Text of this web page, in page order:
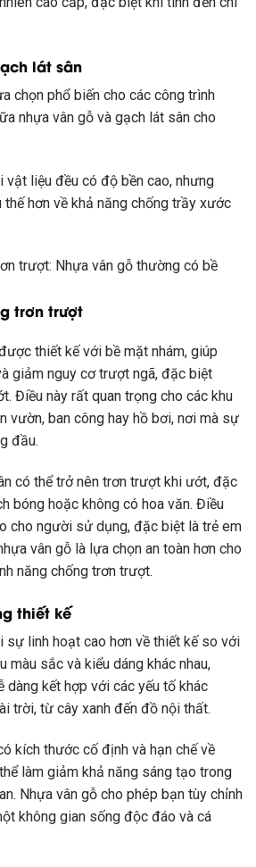
lát sân
chọn phổ biến cho các công trình
nhựa vân gỗ và gạch lát sân cho
vật liệu đều có độ bền cao, nhưng
thế hơn về khả năng chống trầy xước
trượt: Nhựa vân gỗ thường có bề
trơn trượt
thiết kế với bề mặt nhám, giúp
giảm nguy cơ trượt ngã, đặc biệt
Điều này rất quan trọng cho các khu
vườn, ban công hay hồ bơi, nơi mà sự
đầu.
có thể trở nên trơn trượt khi ướt, đặc
bóng hoặc không có hoa văn. Điều
cho người sử dụng, đặc biệt là trẻ em
vân gỗ là lựa chọn an toàn hơn cho
năng chống trơn trượt.
thiết kế
sự linh hoạt cao hơn về thiết kế so với
màu sắc và kiểu dáng khác nhau,
dàng kết hợp với các yếu tố khác
trời, từ cây xanh đến đồ nội thất.
kích thước cố định và hạn chế về
làm giảm khả năng sáng tạo trong
Nhựa vân gỗ cho phép bạn tùy chỉnh
không gian sống độc đáo và cá